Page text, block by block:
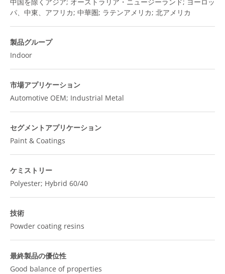
パ、中東、アフリカ; 中華圏; ラテンアメリカ; 北アメリカ
製品グループ
Indoor
市場アプリケーション
Automotive OEM; Industrial Metal
セグメントアプリケーション
Paint & Coatings
ケミストリー
Polyester; Hybrid 60/40
技術
Powder coating resins
最終製品の優位性
Good balance of properties